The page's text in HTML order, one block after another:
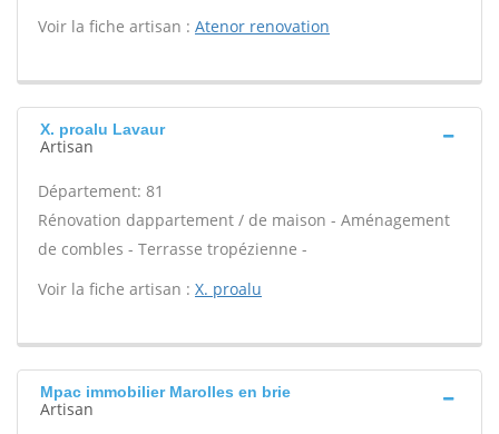
Voir la fiche artisan : Atenor renovation
X. proalu Lavaur
Artisan
Département: 81
Rénovation dappartement / de maison - Aménagement
de combles - Terrasse tropézienne -
Voir la fiche artisan : X. proalu
Mpac immobilier Marolles en brie
Artisan